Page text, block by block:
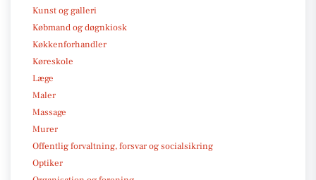
Kunst og galleri
Købmand og døgnkiosk
Køkkenforhandler
Køreskole
Læge
Maler
Massage
Murer
Offentlig forvaltning, forsvar og socialsikring
Optiker